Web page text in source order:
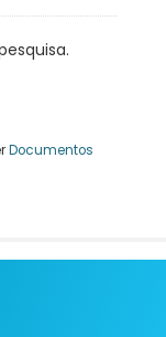
Documentos